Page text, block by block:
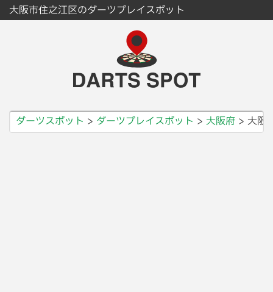
大阪市住之江区のダーツプレイスポット
ダーツスポット ダーツプレイスポット 大阪府 大阪